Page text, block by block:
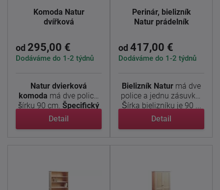
Komoda Natur
dvířková
od 295,00 €
Dodáváme do 1-2 týdnů
Natur dvierková
komoda má dve police,
šírku 90 cm. Špecifický
dizajn ...
Detail
Perinár, bielizník
Natur prádelník
od 417,00 €
Dodáváme do 1-2 týdnů
Bielizník Natur má dve
police a jednu zásuvku.
Šírka bielizníku je 90 ...
Detail